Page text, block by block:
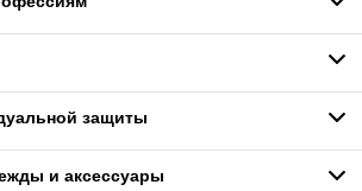
защиты
и аксессуары